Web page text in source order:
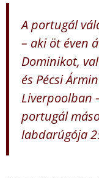
A portugál
– aki öt éven
Dominikot,
és Pécsi
Liverpoolban
portugál
labdarúgója